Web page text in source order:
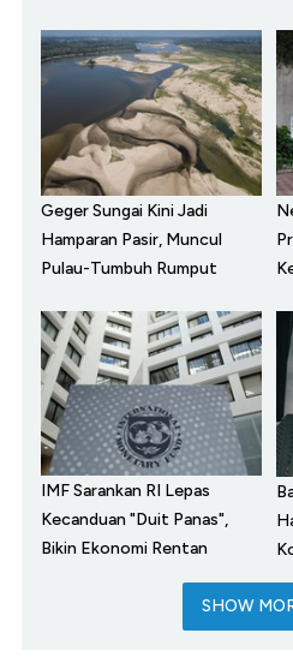
Geger Sungai Kini Jadi
Hamparan Pasir, Muncul
Pulau-Tumbuh Rumput
IMF Sarankan RI Lepas
Kecanduan "Duit Panas",
Bikin Ekonomi Rentan
SHOW